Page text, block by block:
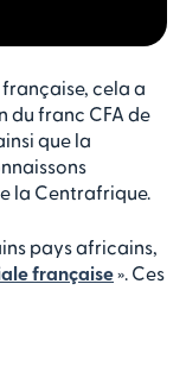
cela a
du franc CFA de
que la
la Centrafrique.
pays africains,
française». Ces